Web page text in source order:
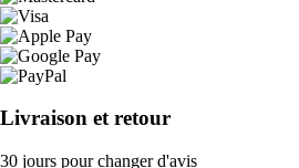
Livraison et retour
30 jours pour changer d'avis